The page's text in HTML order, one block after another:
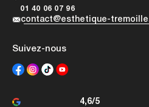
01 40 06 07 96
contact@esthetique-
Suivez-nous
4,6/5